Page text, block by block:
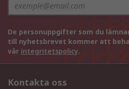
De personuppgifter som du
till nyhetsbrevet kommer att
vår integritetspolicy.
Kontakta oss